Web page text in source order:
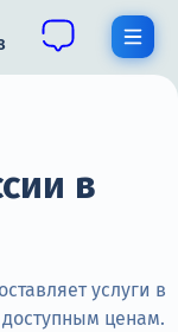
в
услуги в
доступным ценам.